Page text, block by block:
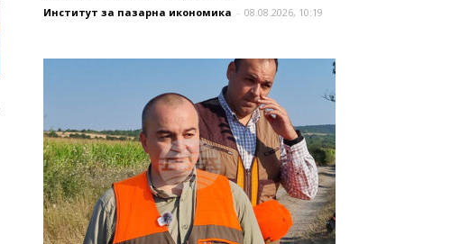
Институт за пазарна икономика - 08.08.2026, 10:19